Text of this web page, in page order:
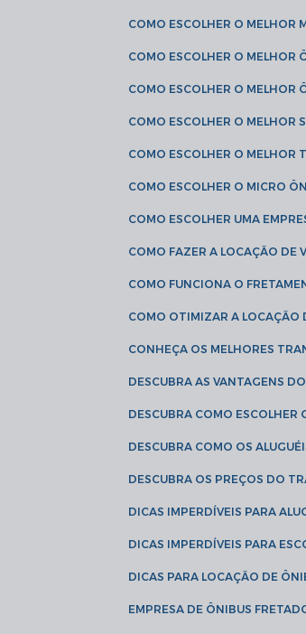
COMO ESCOLHER O
COMO ESCOLHER O
COMO ESCOLHER O
COMO ESCOLHER O
COMO ESCOLHER O
COMO ESCOLHER O MICRO
COMO ESCOLHER UMA
COMO FAZER A LOCAÇÃO
COMO FUNCIONA O
COMO OTIMIZAR A
CONHEÇA OS MELHORES
DESCUBRA AS VANTAGENS
DESCUBRA COMO
DESCUBRA COMO OS
DESCUBRA OS PREÇOS DO
DICAS IMPERDÍVEIS PARA
DICAS IMPERDÍVEIS PARA
DICAS PARA LOCAÇÃO DE
EMPRESA DE ÔNIBUS